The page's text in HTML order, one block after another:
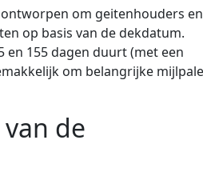
om geitenhouders en
op basis van de dekdatum.
en 155 dagen duurt (met een
om belangrijke
de